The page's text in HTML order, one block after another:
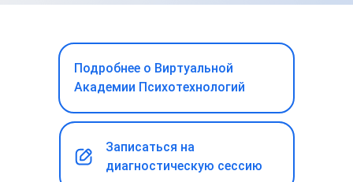
Подробнее о Виртуальной
Академии Психотехнологий
Записаться на
диагностическую сессию